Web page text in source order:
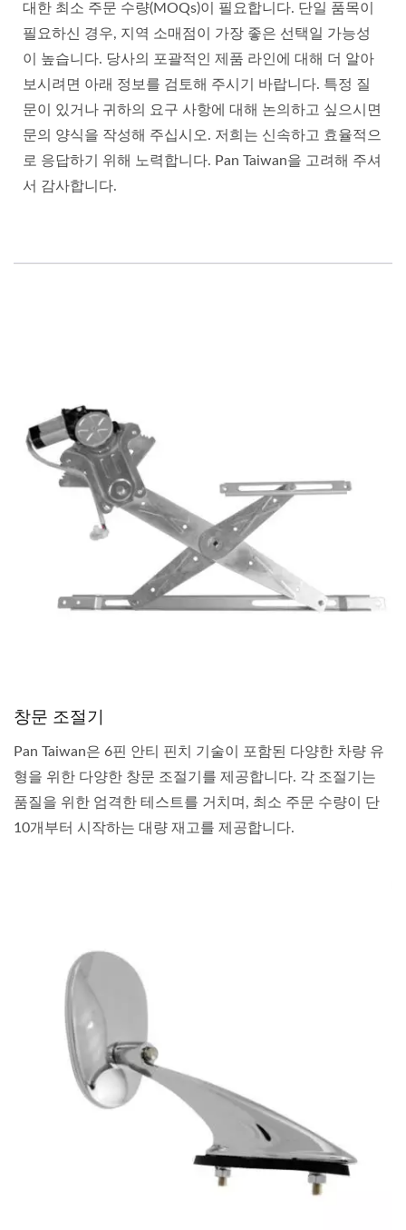
대한 최소 주문 수량(MOQs)이 필요합니다. 단일 품목이
필요하신 경우, 지역 소매점이 가장 좋은 선택일 가능성
이 높습니다. 당사의 포괄적인 제품 라인에 대해 더 알아
보시려면 아래 정보를 검토해 주시기 바랍니다. 특정 질
문이 있거나 귀하의 요구 사항에 대해 논의하고 싶으시면
문의 양식을 작성해 주십시오. 저희는 신속하고 효율적으
로 응답하기 위해 노력합니다. Pan Taiwan을 고려해 주셔
서 감사합니다.
창문 조절기
Pan Taiwan은 6핀 안티 핀치 기술이 포함된 다양한 차량 유
형을 위한 다양한 창문 조절기를 제공합니다. 각 조절기는
품질을 위한 엄격한 테스트를 거치며, 최소 주문 수량이 단
10개부터 시작하는 대량 재고를 제공합니다.